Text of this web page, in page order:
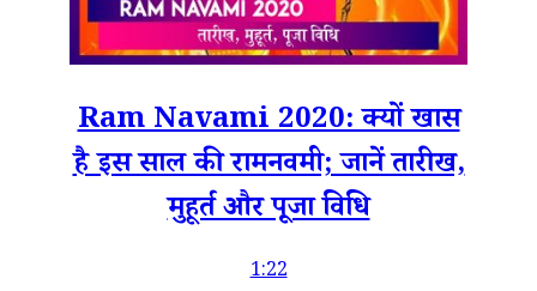
Ram Navami 2020: क्यों खास
है इस साल की रामनवमी; जानें तारीख,
मुहूर्त और पूजा विधि
1:22